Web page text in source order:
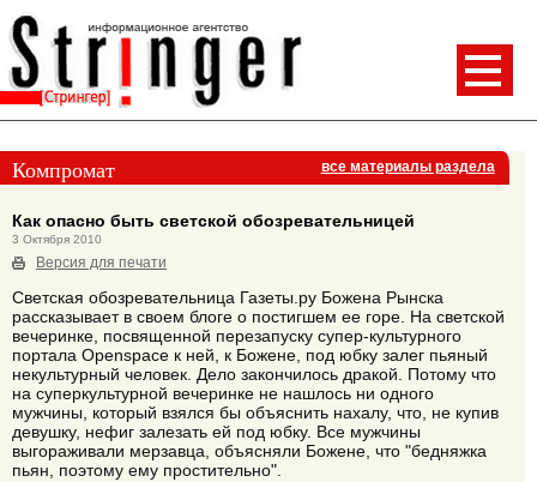
Компромат все материалы раздела
Как опасно быть светской обозревательницей
3 Октября 2010
Версия для печати
Светская обозревательница Газеты.ру Божена Рынска
рассказывает в своем блоге о постигшем ее горе. На светской
вечеринке, посвященной перезапуску супер-культурного
портала Оpenspace к ней, к Божене, под юбку залег пьяный
некультурный человек. Дело закончилось дракой. Потому что
на суперкультурной вечеринке не нашлось ни одного
мужчины, который взялся бы объяснить нахалу, что, не купив
девушку, нефиг залезать ей под юбку. Все мужчины
выгораживали мерзавца, объясняли Божене, что "бедняжка
пьян, поэтому ему простительно".